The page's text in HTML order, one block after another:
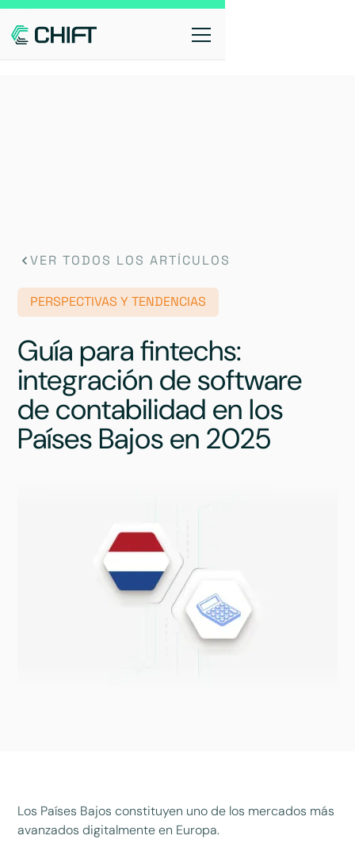
VER TODOS LOS ARTÍCULOS
PERSPECTIVAS Y TENDENCIAS
Guía para fintechs:
integración de software
de contabilidad en los
Países Bajos en 2025
Los Países Bajos constituyen uno de los mercados más
avanzados digitalmente en Europa.